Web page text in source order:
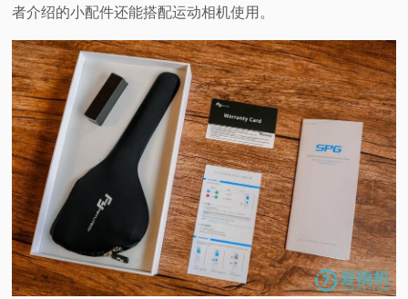
者介绍的小配件还能搭配运动相机使用。